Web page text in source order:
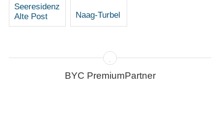
Seeresidenz
Alte Post
Naag-Turbel
BYC PremiumPartner